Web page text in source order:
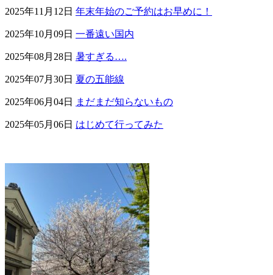
2025年11月12日 年末年始のご予約はお早めに！
2025年10月09日 一番遠い国内
2025年08月28日 暑すぎる….
2025年07月30日 夏の五能線
2025年06月04日 まだまだ知らないもの
2025年05月06日 はじめて行ってみた